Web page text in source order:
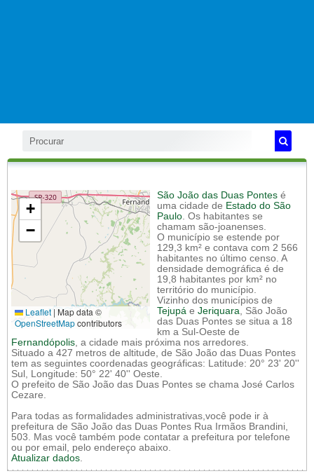
+
−
Leaflet | Map data ©
OpenStreetMapcontributors
São João das Duas Pontes é
uma cidade de Estado do São
Paulo. Os habitantes se
chamam são-joanenses.
O município se estende por
129,3 km² e contava com 2 566
habitantes no último censo. A
densidade demográfica é de
19,8 habitantes por km² no
território do município.
Vizinho dos municípios de
Tejupá e Jeriquara, São João
das Duas Pontes se situa a 18
km a Sul-Oeste de
Fernandópolis, a cidade mais próxima nos arredores.
Situado a 427 metros de altitude, de São João das Duas Pontes
tem as seguintes coordenadas geográficas: Latitude: 20° 23' 20''
Sul, Longitude: 50° 22' 40'' Oeste.
O prefeito de São João das Duas Pontes se chama José Carlos
Cezare.
Para todas as formalidades administrativas,você pode ir à
prefeitura de São João das Duas Pontes Rua Irmãos Brandini,
503. Mas você também pode contatar a prefeitura por telefone
ou por email, pelo endereço abaixo.
Atualizar dados.